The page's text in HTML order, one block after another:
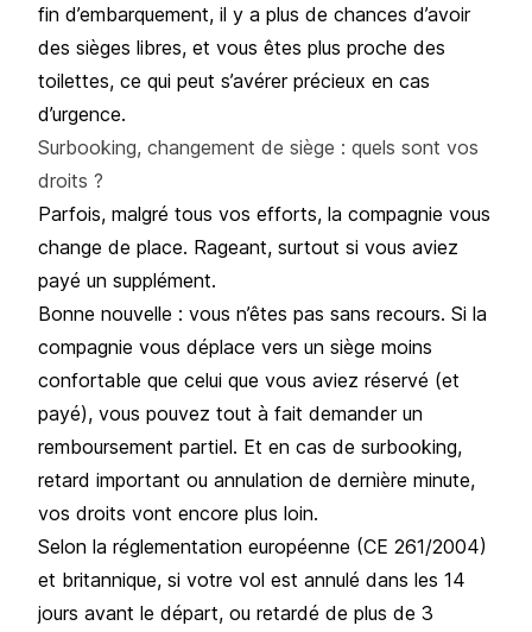
fin d’embarquement, il y a plus de chances d’avoir
des sièges libres, et vous êtes plus proche des
toilettes, ce qui peut s’avérer précieux en cas
d’urgence.
Surbooking, changement de siège : quels sont vos
droits ?
Parfois, malgré tous vos efforts, la compagnie vous
change de place. Rageant, surtout si vous aviez
payé un supplément.
Bonne nouvelle : vous n’êtes pas sans recours. Si la
compagnie vous déplace vers un siège moins
confortable que celui que vous aviez réservé (et
payé), vous pouvez tout à fait demander un
remboursement partiel. Et en cas de surbooking,
retard important ou annulation de dernière minute,
vos droits vont encore plus loin.
Selon la réglementation européenne (CE 261/2004)
et britannique, si votre vol est annulé dans les 14
jours avant le départ, ou retardé de plus de 3